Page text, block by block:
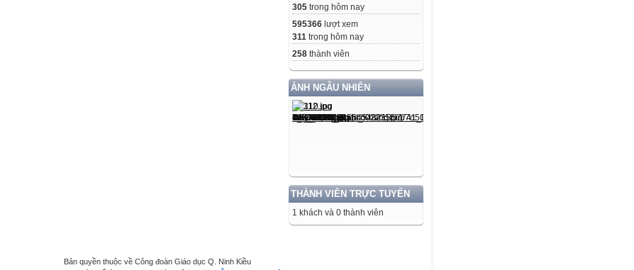
305 trong hôm nay
595366 lượt xem
311 trong hôm nay
258 thành viên
ẢNH NGẪU NHIÊN
THÀNH VIÊN TRỰC TUYẾN
1 khách và 0 thành viên
Bản quyền thuộc về Công đoàn Giáo dục Q. Ninh Kiều